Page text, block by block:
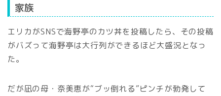
家族
エリカがSNSで海野亭のカツ丼を投稿したら、その投稿
がバズって海野亭は大行列ができるほど大盛況となっ
た。
だが凪の母・奈美恵が“ブッ倒れる”ピンチが勃発して